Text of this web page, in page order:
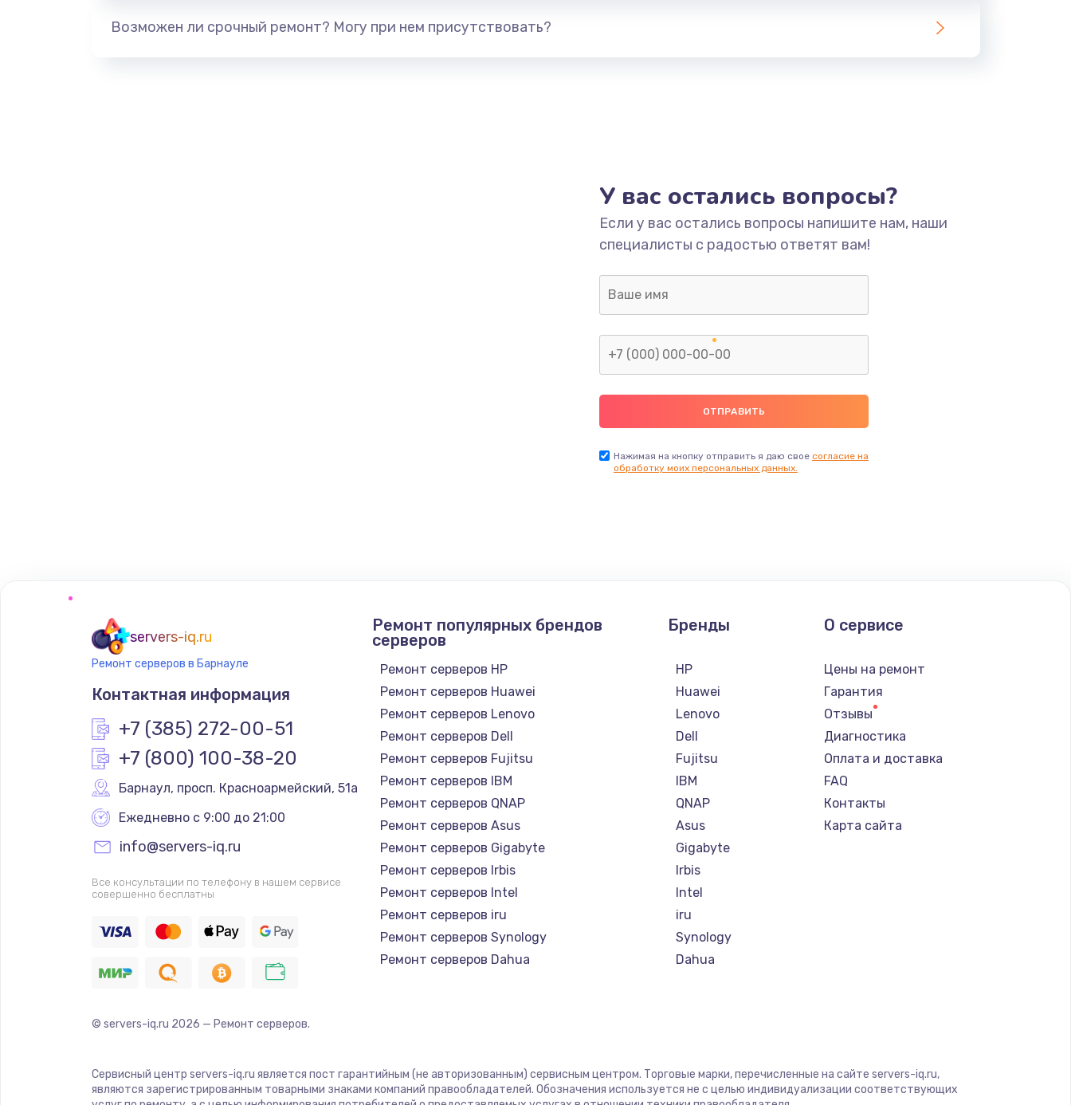
Возможен ли срочный ремонт? Могу при нем присутствовать?
У вас остались вопросы?
Если у вас остались вопросы напишите нам, наши
специалисты с радостью ответят вам!
Нажимая на кнопку отправить я даю свое согласие на
обработку моих персональных данных.
servers-iq.ru
Ремонт серверов в Барнауле
Контактная информация
+7 (385) 272-00-51
+7 (800) 100-38-20
Барнаул, просп. Красноармейский, 51а
Ежедневно с 9:00 до 21:00
info@servers-iq.ru
Все консультации по телефону в нашем сервисе
совершенно бесплатны
Ремонт популярных брендов
серверов
Ремонт серверов HP
Ремонт серверов Huawei
Ремонт серверов Lenovo
Ремонт серверов Dell
Ремонт серверов Fujitsu
Ремонт серверов IBM
Ремонт серверов QNAP
Ремонт серверов Asus
Ремонт серверов Gigabyte
Ремонт серверов Irbis
Ремонт серверов Intel
Ремонт серверов iru
Ремонт серверов Synology
Ремонт серверов Dahua
Бренды
HP
Huawei
Lenovo
Dell
Fujitsu
IBM
QNAP
Asus
Gigabyte
Irbis
Intel
iru
Synology
Dahua
О сервисе
Цены на ремонт
Гарантия
Отзывы
Диагностика
Оплата и доставка
FAQ
Контакты
Карта сайта
© servers-iq.ru 2026 — Ремонт серверов.
Сервисный центр servers-iq.ru является пост гарантийным (не авторизованным) сервисным центром. Торговые марки, перечисленные на сайте servers-iq.ru,
являются зарегистрированным товарными знаками компаний правообладателей. Обозначения используется не с целью индивидуализации соответствующих